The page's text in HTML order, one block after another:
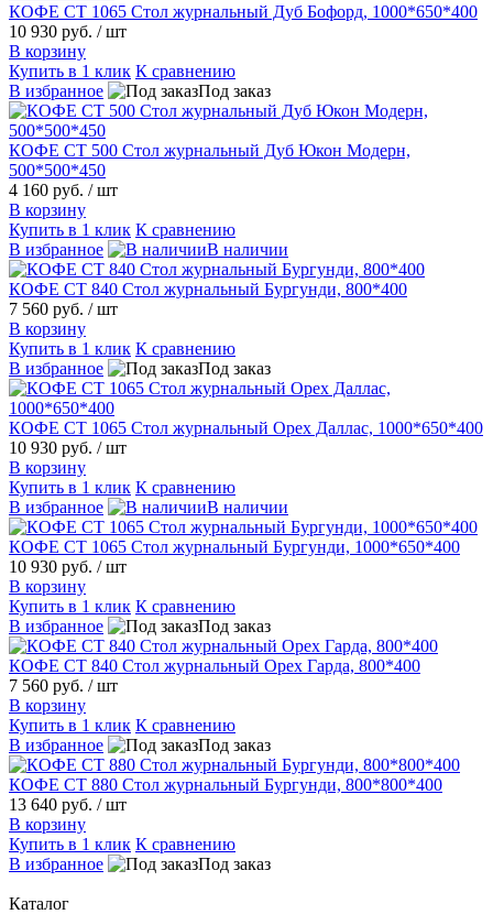
КОФЕ СТ 1065 Стол журнальный Дуб Бофорд, 1000*650*400
10 930 руб. / шт
В корзину
Купить в 1 клик К сравнению
В избранное
Под заказ
КОФЕ СТ 500 Стол журнальный Дуб Юкон Модерн,
500*500*450
4 160 руб. / шт
В корзину
Купить в 1 клик К сравнению
В избранное
В наличии
КОФЕ СТ 840 Стол журнальный Бургунди, 800*400
7 560 руб. / шт
В корзину
Купить в 1 клик К сравнению
В избранное
Под заказ
КОФЕ СТ 1065 Стол журнальный Орех Даллас, 1000*650*400
10 930 руб. / шт
В корзину
Купить в 1 клик К сравнению
В избранное
В наличии
КОФЕ СТ 1065 Стол журнальный Бургунди, 1000*650*400
10 930 руб. / шт
В корзину
Купить в 1 клик К сравнению
В избранное
Под заказ
КОФЕ СТ 840 Стол журнальный Орех Гарда, 800*400
7 560 руб. / шт
В корзину
Купить в 1 клик К сравнению
В избранное
Под заказ
КОФЕ СТ 880 Стол журнальный Бургунди, 800*800*400
13 640 руб. / шт
В корзину
Купить в 1 клик К сравнению
В избранное
Под заказ
Каталог